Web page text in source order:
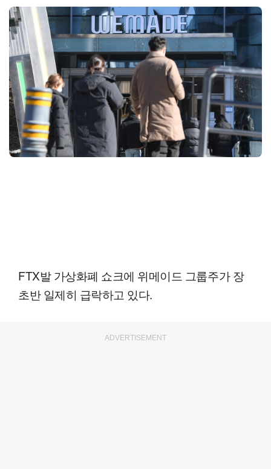
FTX발 가상화폐 쇼크에 위메이드 그룹주가 장
초반 일제히 급락하고 있다.
ADVERTISEMENT